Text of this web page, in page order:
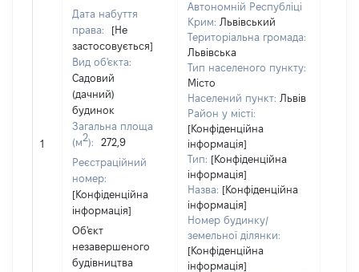
1
Дата набуття
права:
[Не
застосовується]
Вид об'єкта:
Садовий
(дачний)
будинок
Загальна площа
(м2):
272,9
Реєстраційний
номер:
[Конфіденційна
інформація]
Об'єкт
незавершеного
будівництва
Автономній Республіці
Крим: Львівський
Територіальна громада:
Львівська
Тип населеного пункту:
Місто
Населений пункт: Львів
Район у місті:
[Конфіденційна
інформація]
Тип: [Конфіденційна
інформація]
Назва: [Конфіденційна
інформація]
Номер будинку/
земельної ділянки:
[Конфіденційна
інформація]